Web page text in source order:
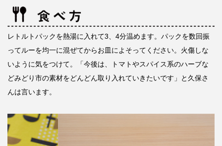
レトルトパックを熱湯に入れて3、4分温めます。パックを数回振
ってルーを均一に混ぜてからお皿によそってください。火傷しな
いように気をつけて。「今後は、トマトやスパイス系のハーブな
どみどり市の素材をどんどん取り入れていきたいです」と久保さ
んは言います。